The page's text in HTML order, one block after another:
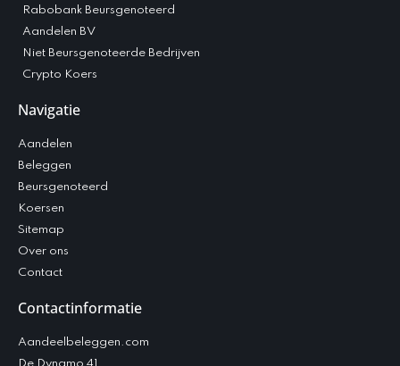
Rabobank Beursgenoteerd
Aandelen BV
Niet Beursgenoteerde Bedrijven
Crypto Koers
Navigatie
Aandelen
Beleggen
Beursgenoteerd
Koersen
Sitemap
Over ons
Contact
Contactinformatie
Aandeelbeleggen.com